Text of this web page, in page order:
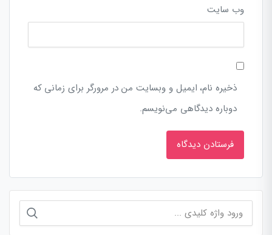
وب‌ سایت
ذخیره نام، ایمیل و وبسایت من در مرورگر برای زمانی که
دوباره دیدگاهی می‌نویسم.
جستجو
برای: